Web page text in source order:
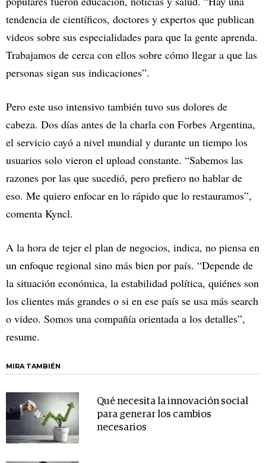
tendencia de científicos, doctores y expertos que publican
videos sobre sus especialidades para que la gente aprenda.
Trabajamos de cerca con ellos sobre cómo llegar a que las
personas sigan sus indicaciones”.
Pero este uso intensivo también tuvo sus dolores de
cabeza. Dos días antes de la charla con Forbes Argentina,
el servicio cayó a nivel mundial y durante un tiempo los
usuarios solo vieron el upload constante. “Sabemos las
razones por las que sucedió, pero prefiero no hablar de
eso. Me quiero enfocar en lo rápido que lo restauramos”,
comenta Kyncl.
A la hora de tejer el plan de negocios, indica, no piensa en
un enfoque regional sino más bien por país. “Depende de
la situación económica, la estabilidad política, quiénes son
los clientes más grandes o si en ese país se usa más search
o video. Somos una compañía orientada a los detalles”,
resume.
MIRA TAMBIÉN
Qué necesita la innovación social
para generar los cambios
necesarios